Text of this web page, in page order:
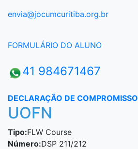
envia@jocumcuritiba.org.br
FORMULÁRIO DO ALUNO
41 984671467
DECLARAÇÃO DE COMPROMISSO
UOFN
Tipo:FLW Course
Número:DSP 211/212